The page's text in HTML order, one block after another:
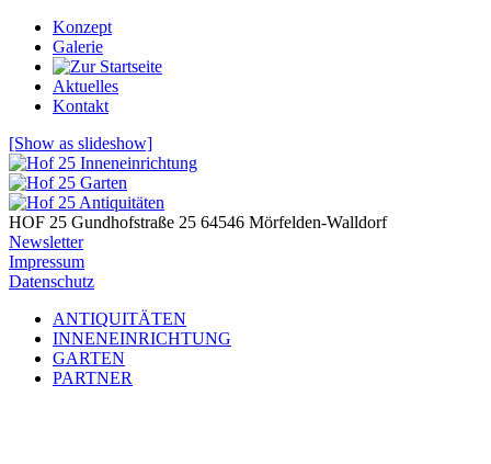
Konzept
Galerie
Aktuelles
Kontakt
[Show as slideshow]
HOF 25 Gundhofstraße 25 64546 Mörfelden-Walldorf
Newsletter
Impressum
Datenschutz
ANTIQUITÄTEN
INNENEINRICHTUNG
GARTEN
PARTNER